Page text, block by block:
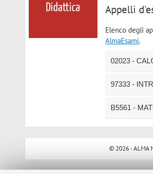
Didattica Appelli
Elenco degli
AlmaEsami.
02023 -
97333 -
B5561 -
© 2026 - ALMA